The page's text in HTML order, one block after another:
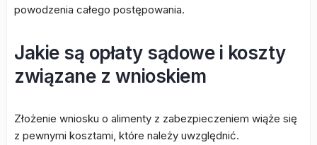
powodzenia całego postępowania.
Jakie są opłaty sądowe i koszty
związane z wnioskiem
Złożenie wniosku o alimenty z zabezpieczeniem wiąże się
z pewnymi kosztami, które należy uwzględnić.